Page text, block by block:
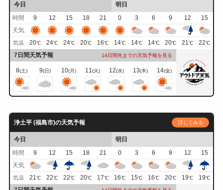
今日
明日
時間
9 12 15 18 21 0 3 6 9 12
15
天気
気温 20℃ 24℃ 24℃ 20℃ 16℃ 14℃ 14℃ 14℃ 20℃ 21℃ 22℃
7日間天気予報 14日間先までの天気予報を見る
8(土) 9(日) 10(月) 11 (火) 12(水) 13(木) 14(金)
浄土平 (福島市)の天気予報 詳しくみる
今日
明日
時間
9 12 15 18 21 0 3 6 9 12
15
天気
気温 21℃ 22℃ 22℃ 20℃ 17℃ 16℃ 15℃ 16℃ 20℃ 19℃ 19℃